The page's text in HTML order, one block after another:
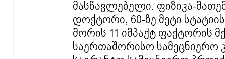
მასწავლებელი. ფიზიკა-
დოქტორი, 60-ზე მეტი
შორის 11 იმპაქტ ფაქტორის
საერთაშორისო სამეცნიერო